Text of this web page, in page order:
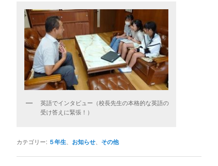
英語でインタビュー（校長先生の本格的な英語の
受け答えに緊張！）
カテゴリー: ５年生 お知らせ その他